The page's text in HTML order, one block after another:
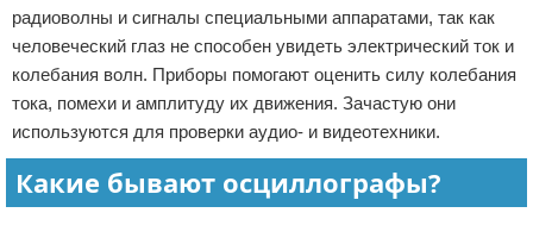
Современные устройства
GPS
Программное обеспечение
Для автомобиля
Для правообладателей
Условия предоставления информации
Отказ от ответственности
радиоволны и сигналы специальными аппаратами, так как
человеческий глаз не способен увидеть электрический ток и
колебания волн. Приборы помогают оценить силу колебания
тока, помехи и амплитуду их движения. Зачастую они
используются для проверки аудио- и видеотехники.
Какие бывают осциллографы?